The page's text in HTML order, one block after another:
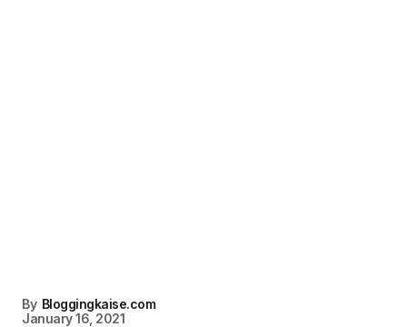
By Bloggingkaise.com
January 16, 2021